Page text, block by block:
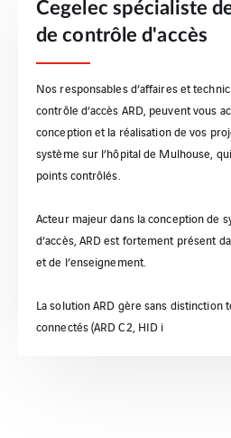
Cegelec spécialiste
de contrôle d'accès
Nos responsables d’affaires et
contrôle d’accès ARD, peuvent vous
conception et la réalisation de vos
système sur l’hôpital de Mulhouse,
points contrôlés. ​
Acteur majeur dans la conception de
d’accès, ARD est fortement présent
et de l’enseignement. ​
La solution ARD gère sans distinction
connectés (ARD C2, HID i